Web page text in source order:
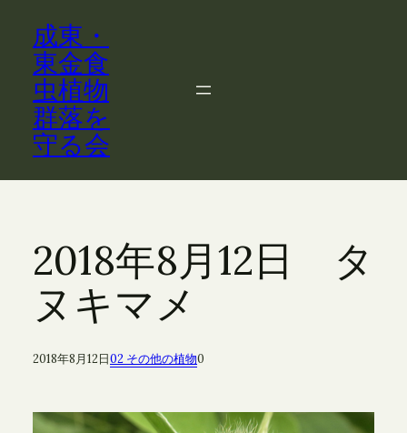
成東・
東金食
虫植物
群落を
守る会
2018年8月12日 タ
ヌキマメ
2018年8月12日02 その他の植物0